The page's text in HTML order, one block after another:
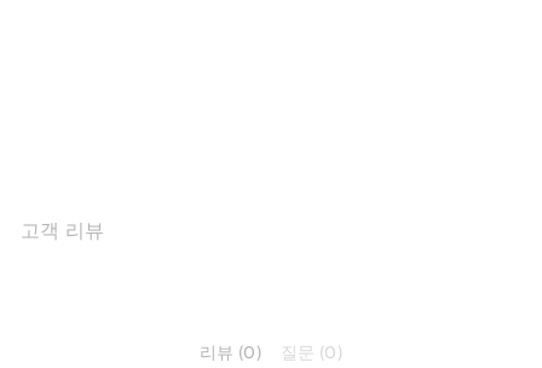
고객 리뷰
리뷰 (0) 질문 (0)